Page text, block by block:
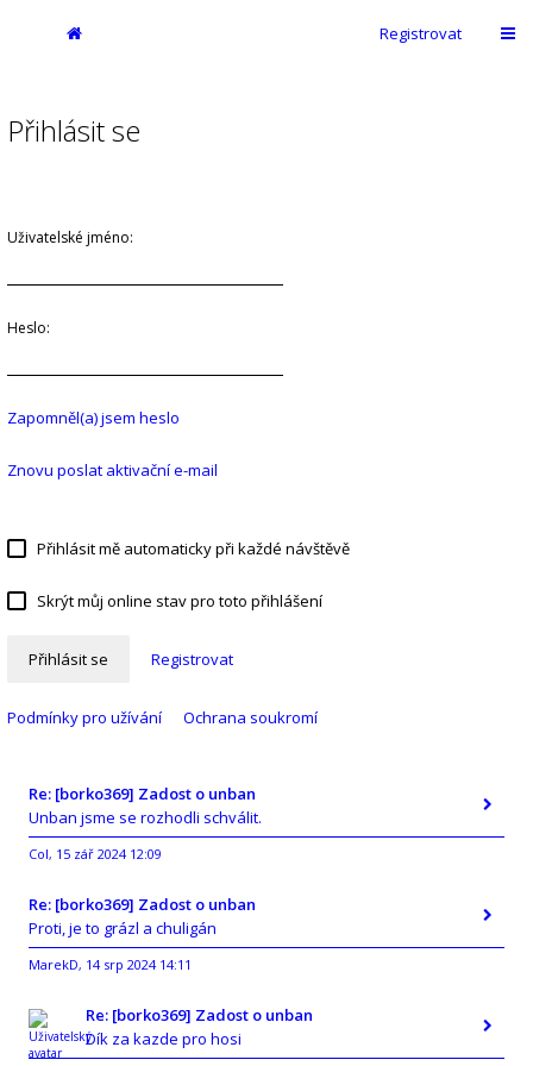
Registrovat
Přihlásit se
Uživatelské jméno:
Heslo:
Zapomněl(a) jsem heslo
Znovu poslat aktivační e-mail
Přihlásit mě automaticky při každé návštěvě
Skrýt můj online stav pro toto přihlášení
Přihlásit se Registrovat
Podmínky pro užívání Ochrana soukromí
Re: [borko369] Zadost o unban
Unban jsme se rozhodli schválit.
Col, 15 zář 2024 12:09
Re: [borko369] Zadost o unban
Proti, je to grázl a chuligán
MarekD, 14 srp 2024 14:11
Re: [borko369] Zadost o unban
Dík za kazde pro hosi